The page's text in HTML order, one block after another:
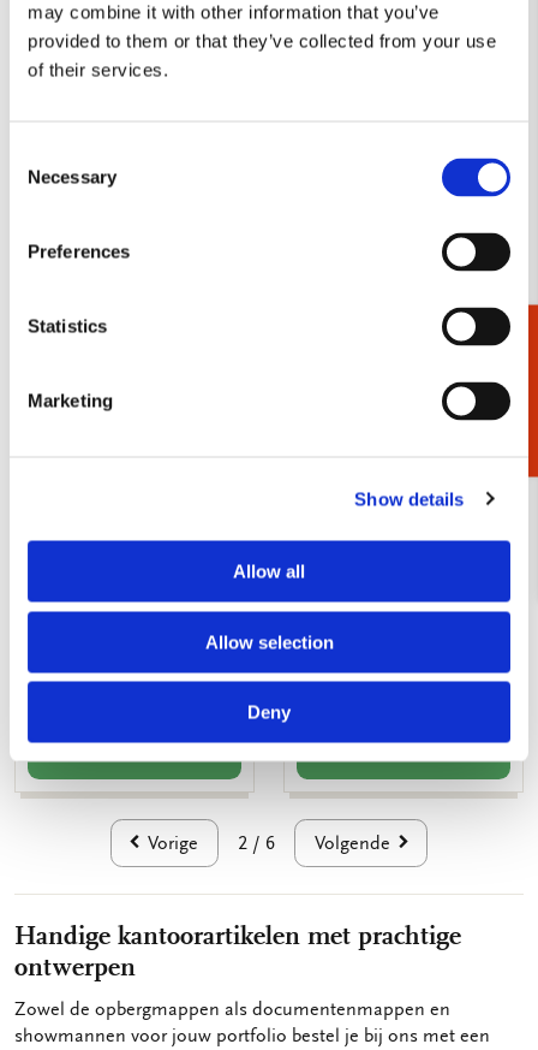
may combine it with other information that you’ve
provided to them or that they’ve collected from your use
of their services.
Selection
Necessary
Preferences
Statistics
Marketing
Show details
Allow all
Allow selection
Deny
Rijksmuseum Amsterdam
VOEG TOE
L-mapje A4 formaat:
€ 3,50
aan
L-mapje A4 formaat: The
€ 3,50
Vorige 2 / 6 Volgende
Handige kantoorartikelen met prachtige
ontwerpen
Zowel de opbergmappen als documentenmappen en
showmannen voor jouw portfolio bestel je bij ons met een
Cadeaukiezer